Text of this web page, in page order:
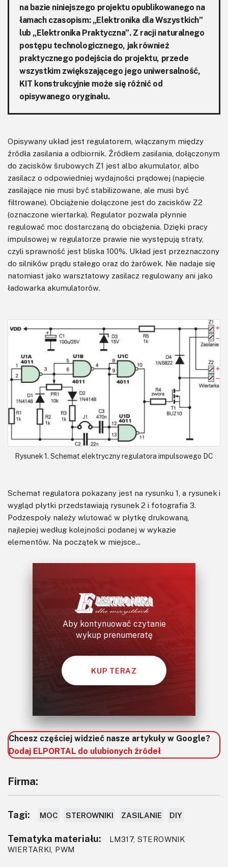
na bazie niniejszego projektu opublikowanego na
łamach czasopism: „Elektronika dla Wszystkich”
lub „Elektronika Praktyczna”. Z racji naturalnego
postępu technologicznego, jak również
praktycznego podejścia do projektu, przede
wszystkim zwiększającego jego uniwersalność,
KIT konstrukcyjnie może się różnić od
opisywanego oryginału.
Opisywany układ jest regulatorem, włączanym między
źródła zasilania a odbiornik. Źródłem zasilania, dołączonym
do zacisków śrubowych Z1 jest albo akumulator, albo
zasilacz o odpowiedniej wydajności prądowej (napięcie
zasilające nie musi być stabilizowane, ale musi być
filtrowane). Obciążenie dołączone jest do zacisków Z2
(oznaczone wiertarka). Regulator pozwala płynnie
regulować moc dostarczaną do obciążenia. Dzięki pracy
impulsowej w regulatorze prawie nie występują straty,
czyli sprawność jest bliska 100%. Układ jest przeznaczony
do silników prądu stałego oraz do żarówek. Nie nadaje się
natomiast jako warsztatowy zasilacz regulowany ani jako
ładowarka akumulatorów.
Rysunek 1. Schemat elektryczny regulatora impulsowego DC
Schemat regulatora pokazany jest na rysunku 1, a rysunek i
wygląd płytki przedstawiają rysunek 2 i fotografia 3.
Podzespoły należy wlutować w płytkę drukowaną,
najlepiej według kolejności podanej w wykazie
elementów. Na początek w miejsce...
Aby kontynuować czytanie
wykup prenumeratę
KUP TERAZ
Chcesz częściej widzieć nasze artykuły w Google?
Dodaj ELPORTAL do ulubionych źródeł
Firma:
Tagi: MOC STEROWNIKI ZASILANIE DIY
Tematyka materiału:
LM317, STEROWNIK
WIERTARKI, PWM